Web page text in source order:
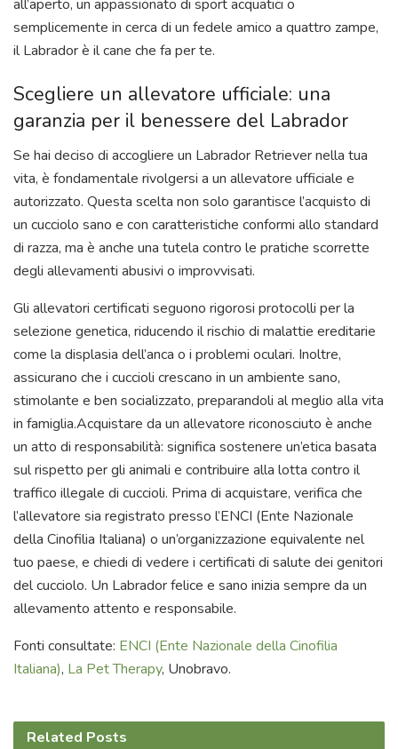
all’aperto, un appassionato di sport acquatici o
semplicemente in cerca di un fedele amico a quattro zampe,
il Labrador è il cane che fa per te.
Scegliere un allevatore ufficiale: una
garanzia per il benessere del Labrador
Se hai deciso di accogliere un Labrador Retriever nella tua
vita, è fondamentale rivolgersi a un allevatore ufficiale e
autorizzato. Questa scelta non solo garantisce l’acquisto di
un cucciolo sano e con caratteristiche conformi allo standard
di razza, ma è anche una tutela contro le pratiche scorrette
degli allevamenti abusivi o improvvisati.
Gli allevatori certificati seguono rigorosi protocolli per la
selezione genetica, riducendo il rischio di malattie ereditarie
come la displasia dell’anca o i problemi oculari. Inoltre,
assicurano che i cuccioli crescano in un ambiente sano,
stimolante e ben socializzato, preparandoli al meglio alla vita
in famiglia.Acquistare da un allevatore riconosciuto è anche
un atto di responsabilità: significa sostenere un’etica basata
sul rispetto per gli animali e contribuire alla lotta contro il
traffico illegale di cuccioli. Prima di acquistare, verifica che
l’allevatore sia registrato presso l’ENCI (Ente Nazionale
della Cinofilia Italiana) o un’organizzazione equivalente nel
tuo paese, e chiedi di vedere i certificati di salute dei genitori
del cucciolo. Un Labrador felice e sano inizia sempre da un
allevamento attento e responsabile.
Fonti consultate: ENCI (Ente Nazionale della Cinofilia
Italiana), La Pet Therapy, Unobravo.
Related Posts